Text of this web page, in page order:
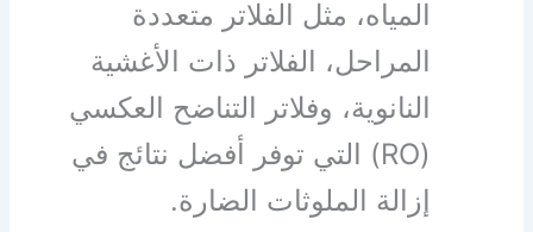
المياه، مثل الفلاتر متعددة
المراحل، الفلاتر ذات الأغشية
النانوية، وفلاتر التناضح العكسي
(RO) التي توفر أفضل نتائج في
إزالة الملوثات الضارة.